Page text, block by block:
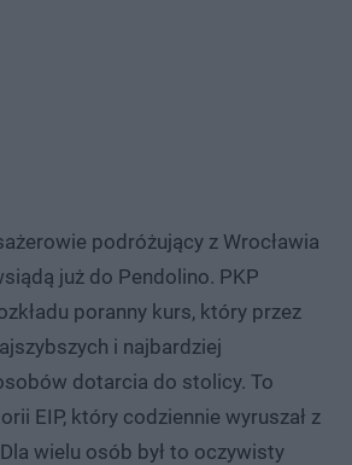
podróżujący z Wrocławia
już do Pendolino. PKP
poranny kurs, który przez
i najbardziej
dotarcia do stolicy. To
EIP, który codziennie wyruszał z
wielu osób był to oczywisty